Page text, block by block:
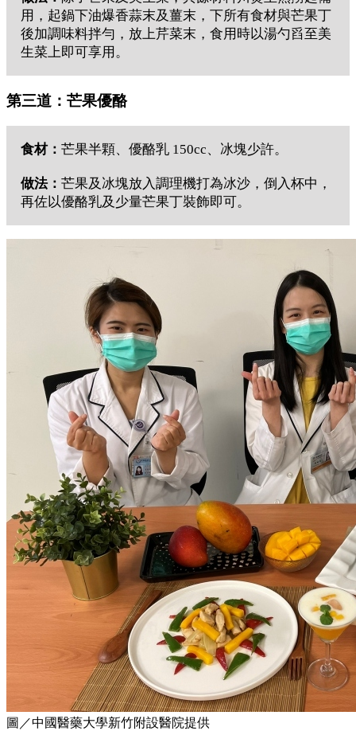
用，起鍋下油爆香蒜末及薑末，下所有食材與芒果丁
後加調味料拌勻，放上芹菜末，食用時以湯勺舀至美
生菜上即可享用。
第三道：芒果優酪
食材： 芒果半顆、優酪乳 150cc、冰塊少許。
做法： 芒果及冰塊放入調理機打為冰沙，倒入杯中，
再佐以優酪乳及少量芒果丁裝飾即可。
圖／中國醫藥大學新竹附設醫院提供